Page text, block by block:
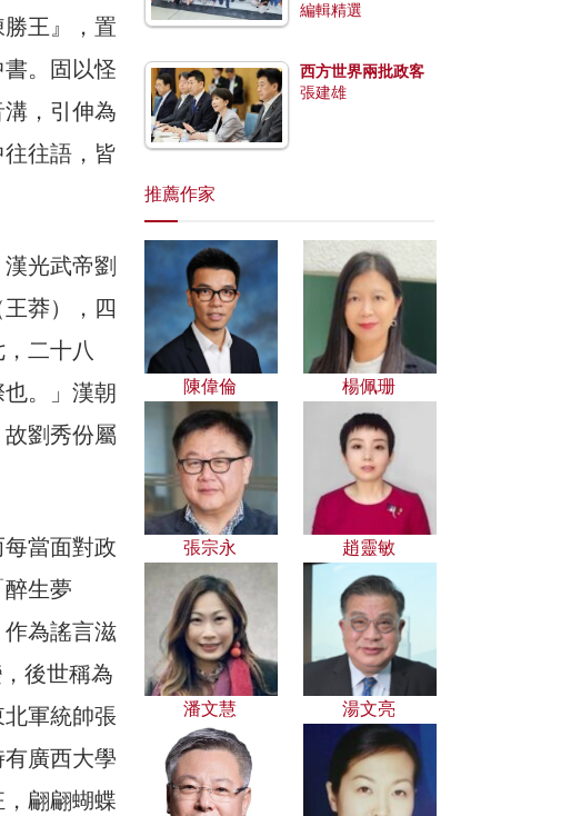
王』，置
。固以怪
，引伸為
往語，皆
光武帝劉
莽），四
二十八
。」漢朝
劉秀份屬
當面對政
生夢
為謠言滋
後世稱為
軍統帥張
廣西大學
翩翩蝴蝶
編輯精選
西方世界兩批政客
張建雄
推薦作家
陳偉倫 楊佩珊
張宗永 趙靈敏
潘文慧 湯文亮